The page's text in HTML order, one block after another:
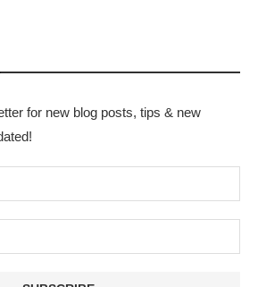
for new blog posts, tips & new